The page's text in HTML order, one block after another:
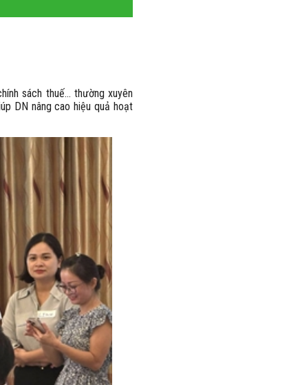
sách thuế… thường xuyên
DN nâng cao hiệu quả hoạt